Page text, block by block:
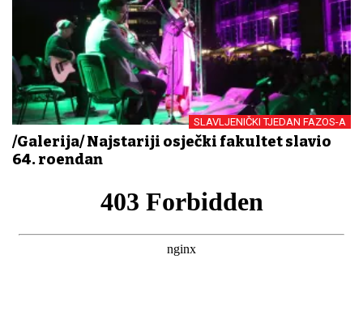
SLAVLJENIČKI TJEDAN FAZOS-A
/Galerija/ Najstariji osječki fakultet slavio
64. rođendan